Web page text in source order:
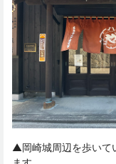
▲岡崎城周辺を歩いて